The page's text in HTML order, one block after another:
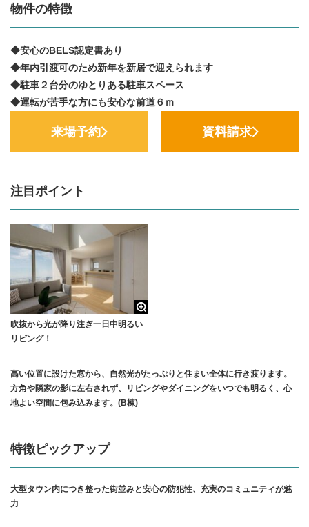
物件の特徴
◆安心のBELS認定書あり
◆年内引渡可のため新年を新居で迎えられます
◆駐車２台分のゆとりある駐車スペース
◆運転が苦手な方にも安心な前道６ｍ
来場予約 資料請求
注目ポイント
吹抜から光が降り注ぎ一日中明るい
リビング！
高い位置に設けた窓から、自然光がたっぷりと住まい全体に行き渡ります。
方角や隣家の影に左右されず、リビングやダイニングをいつでも明るく、心
地よい空間に包み込みます。(B棟)
特徴ピックアップ
大型タウン内につき整った街並みと安心の防犯性、充実のコミュニティが魅
力